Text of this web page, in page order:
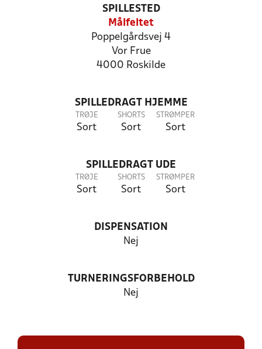
SPILLESTED
Målfeltet
Poppelgårdsvej 4
Vor Frue
4000 Roskilde
SPILLEDRAGT HJEMME
TRØJE
Sort
SHORTS
Sort
STRØMPER
Sort
SPILLEDRAGT UDE
TRØJE
Sort
SHORTS
Sort
STRØMPER
Sort
DISPENSATION
Nej
TURNERINGSFORBEHOLD
Nej